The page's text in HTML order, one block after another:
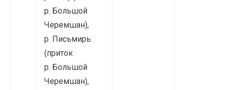
р. Большой
Черемшан),
р. Письмирь
(приток
р. Большой
Черемшан),